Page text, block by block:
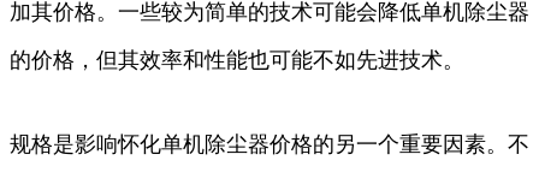
加其价格。一些较为简单的技术可能会降低单机除尘器
的价格，但其效率和性能也可能不如先进技术。
规格是影响怀化单机除尘器价格的另一个重要因素。不